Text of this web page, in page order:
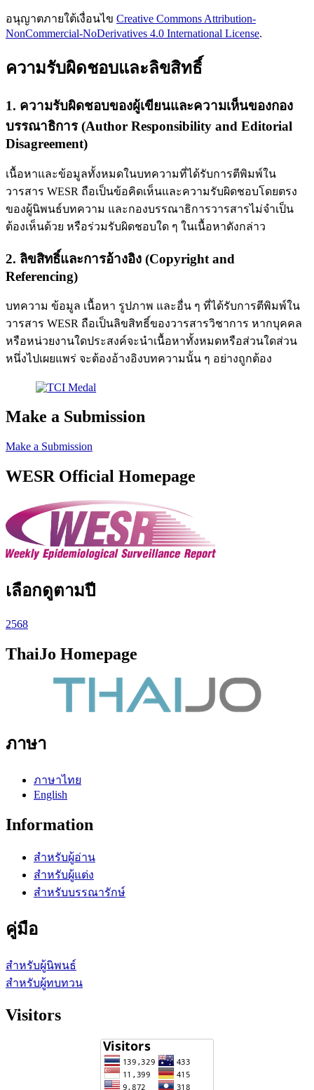
อนุญาตภายใต้เงื่อนไข Creative Commons Attribution-
NonCommercial-NoDerivatives 4.0 International License.
ความรับผิดชอบและลิขสิทธิ์
1. ความรับผิดชอบของผู้เขียนและความเห็นของกอง
บรรณาธิการ (Author Responsibility and Editorial
Disagreement)
เนื้อหาและข้อมูลทั้งหมดในบทความที่ได้รับการตีพิมพ์ใน
วารสาร WESR ถือเป็นข้อคิดเห็นและความรับผิดชอบโดยตรง
ของผู้นิพนธ์บทความ และกองบรรณาธิการวารสารไม่จำเป็น
ต้องเห็นด้วย หรือร่วมรับผิดชอบใด ๆ ในเนื้อหาดังกล่าว
2. ลิขสิทธิ์และการอ้างอิง (Copyright and
Referencing)
บทความ ข้อมูล เนื้อหา รูปภาพ และอื่น ๆ ที่ได้รับการตีพิมพ์ใน
วารสาร WESR ถือเป็นลิขสิทธิ์ของวารสารวิชาการ หากบุคคล
หรือหน่วยงานใดประสงค์จะนำเนื้อหาทั้งหมดหรือส่วนใดส่วน
หนึ่งไปเผยแพร่ จะต้องอ้างอิงบทความนั้น ๆ อย่างถูกต้อง
Make a Submission
Make a Submission
WESR Official Homepage
เลือกดูตามปี
2568
ThaiJo Homepage
ภาษา
ภาษาไทย
English
Information
สำหรับผู้อ่าน
สำหรับผู้แต่ง
สำหรับบรรณารักษ์
คู่มือ
สำหรับผู้นิพนธ์
สำหรับผู้ทบทวน
Visitors